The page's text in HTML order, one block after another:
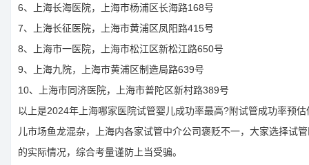
6、上海长海医院，上海市杨浦区长海路168号
7、上海长征医院，上海市黄浦区凤阳路415号
8、上海市一医院，上海市松江区新松江路650号
9、上海九院，上海市黄浦区制造局路639号
10、上海市同济医院，上海市普陀区新村路389号
以上是2024年上海哪家医院试管婴儿成功率最高?附试管成功率预
儿市场鱼龙混杂，上海内各家试管中介公司褒贬不一，大家选择试
的实际情况，综合考量谨防上当受骗。